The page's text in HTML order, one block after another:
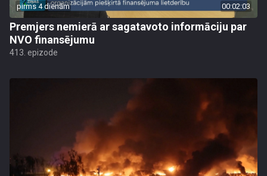
pirms 4 dienām 00:02:03
Premjers nemierā ar sagatavoto informāciju par
NVO finansējumu
413. epizode